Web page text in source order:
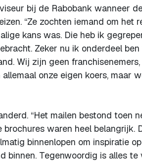
bij de Rabobank wanneer
“Ze zochten iemand om het
kans was. Die heb ik
Zeker nu ik onderdeel
Wij zijn geen
onze eigen koers, maar
“Het mailen bestond toen
waren heel belangrijk.
binnenlopen om inspiratie
binnen. Tegenwoordig is alles